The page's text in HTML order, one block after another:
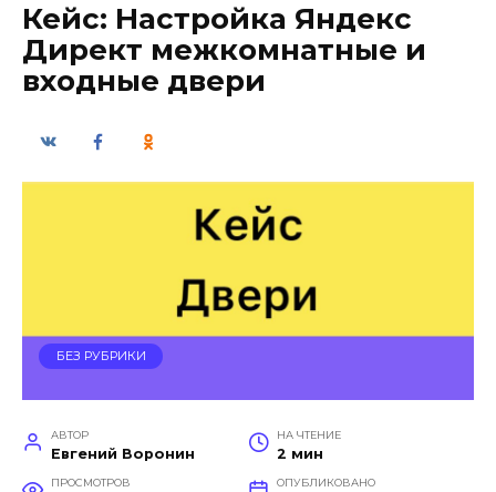
Кейс: Настройка Яндекс
Директ межкомнатные и
входные двери
БЕЗ РУБРИКИ
АВТОР
Евгений Воронин
НА ЧТЕНИЕ
2 мин
ПРОСМОТРОВ ОПУБЛИКОВАНО